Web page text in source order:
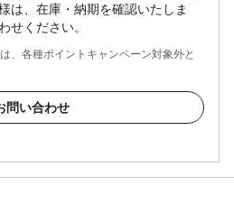
は、在庫・納期を確認いたしま
せください。
、各種ポイントキャンペーン対象外と
問い合わせ